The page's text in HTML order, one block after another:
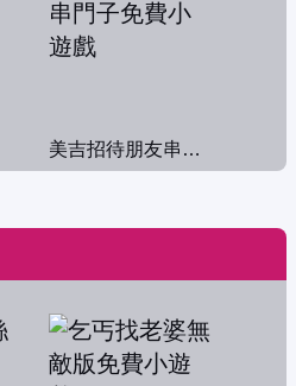
美吉招待朋友串門子